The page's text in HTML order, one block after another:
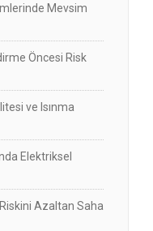
Mevsim
Öncesi Risk
ve Isınma
Elektriksel
Azaltan Saha